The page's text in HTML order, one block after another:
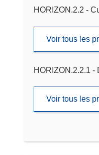
HORIZON.2.2 -
Voir tous les
HORIZON.2.2.1 -
Voir tous les